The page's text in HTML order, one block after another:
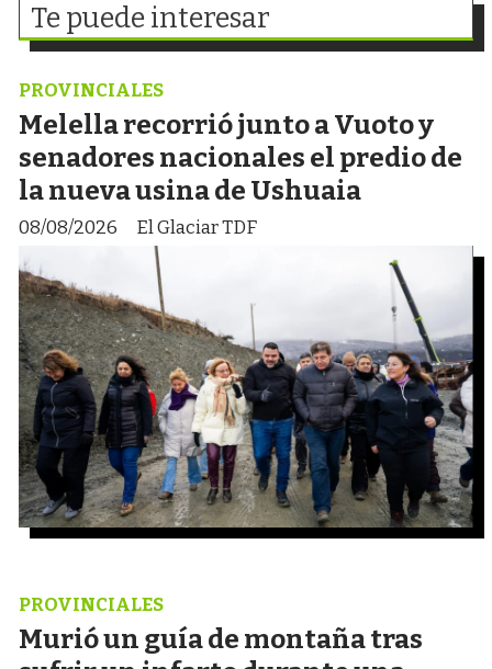
Te puede interesar
Melella recorrió junto a Vuoto y
senadores nacionales el predio de
la nueva usina de Ushuaia
El Glaciar TDF
PROVINCIALES
08/08/2026
Murió un guía de montaña tras
PROVINCIALES